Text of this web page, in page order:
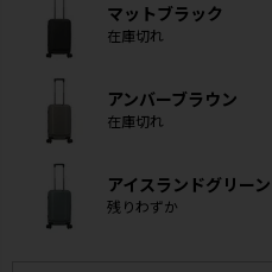
マットブラック
在庫切れ
アンバーブラウン
在庫切れ
アイスランドグリーン
残りわずか